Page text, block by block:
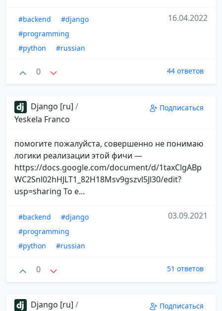
#backend
#django
#programming
#python
#russian
16.04.2022
0 44 ответов
Django [ru] /
Yeskela Franco
Подписаться
помогите пожалуйста, совершенно не понимаю
логики реализации этой фичи —
https://docs.google.com/document/d/1taxClgABp
WC2Snl02hHJLT1_82H18Msv9gszvl5Jl30/edit?
usp=sharing То е...
#backend
#django
#programming
#python
#russian
03.09.2021
0 51 ответов
Django [ru] /
Подписаться